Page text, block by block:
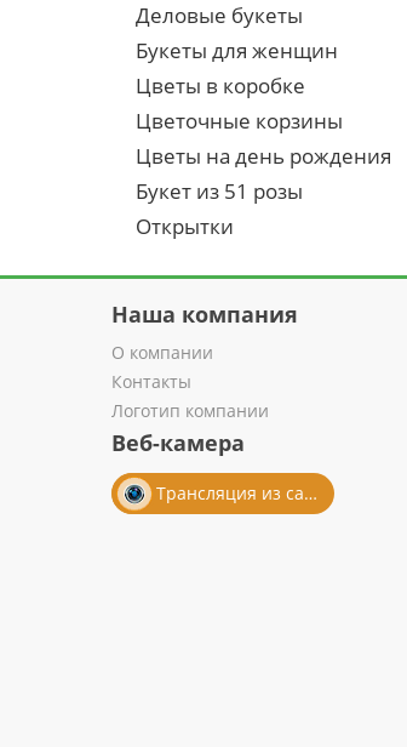
Деловые букеты
Букеты для женщин
Цветы в коробке
Цветочные корзины
Цветы на день рождения
Букет из 51 розы
Открытки
Наша компания
О компании
Контакты
Логотип компании
Веб-камера
Трансляция из салона